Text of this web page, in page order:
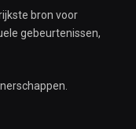
bron voor
gebeurtenissen,